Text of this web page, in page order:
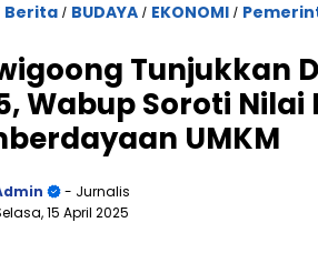
Berita / BUDAYA / EKONOMI /
Tunjukkan
Wabup Soroti
UMKM
- Jurnalis
15 April 2025